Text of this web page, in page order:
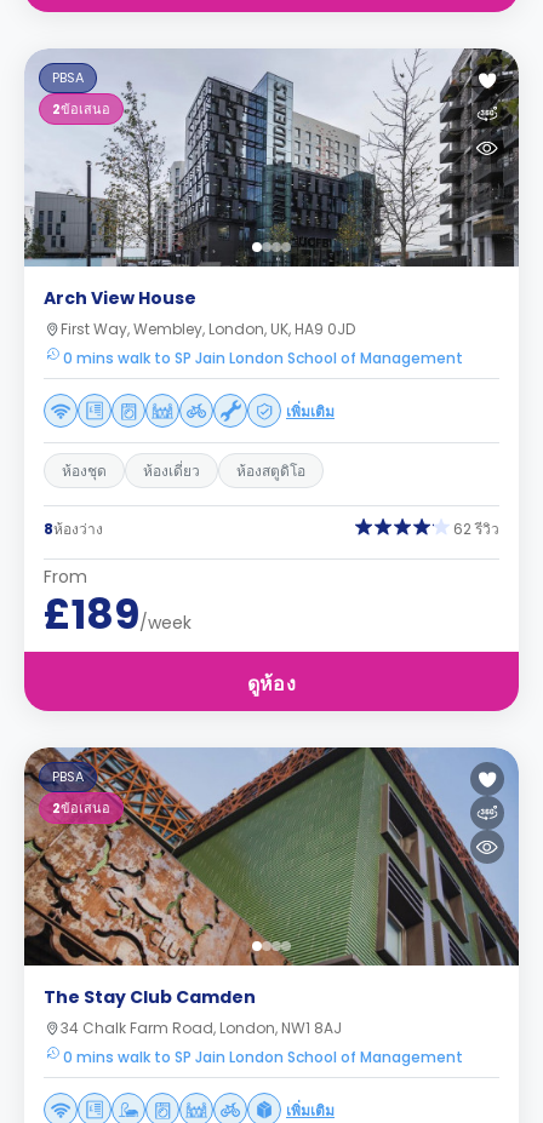
PBSA
2ข้อเสนอ
Arch View House
First Way, Wembley, London, UK, HA9 0JD
0 mins walk to SP Jain London School of Management
เพิ่มเติม
ห้องชุด ห้องเดี่ยว ห้องสตูดิโอ
8ห้องว่าง 62 รีวิว
From
£189/week
ดูห้อง
PBSA
2ข้อเสนอ
The Stay Club Camden
34 Chalk Farm Road, London, NW1 8AJ
0 mins walk to SP Jain London School of Management
เพิ่มเติม